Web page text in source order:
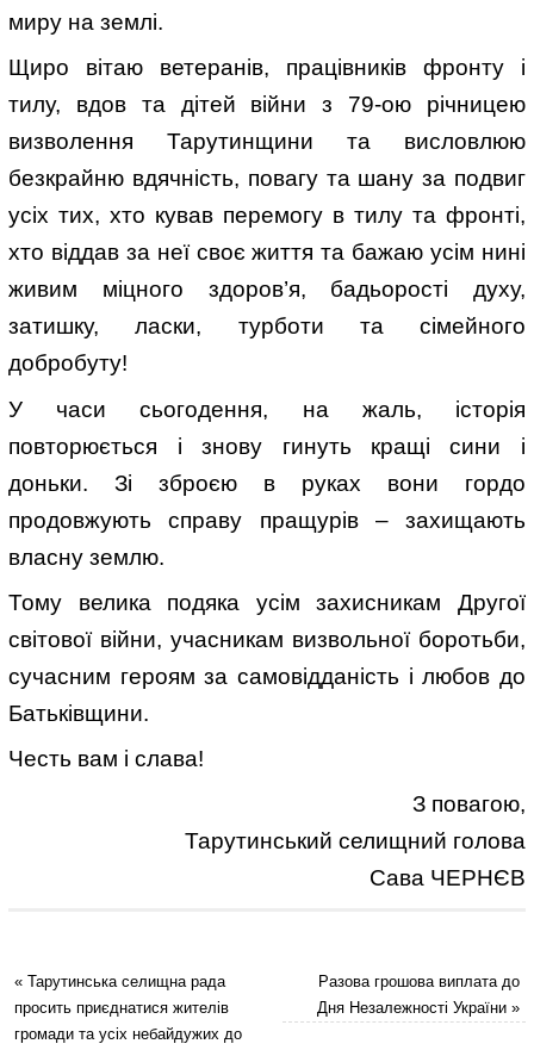
миру на землі.
Щиро вітаю ветеранів, працівників фронту і
тилу, вдов та дітей війни з 79-ою річницею
визволення Тарутинщини та висловлюю
безкрайню вдячність, повагу та шану за подвиг
усіх тих, хто кував перемогу в тилу та фронті,
хто віддав за неї своє життя та бажаю усім нині
живим міцного здоров’я, бадьорості духу,
затишку, ласки, турботи та сімейного
добробуту!
У часи сьогодення, на жаль, історія
повторюється і знову гинуть кращі сини і
доньки. Зі зброєю в руках вони гордо
продовжують справу пращурів – захищають
власну землю.
Тому велика подяка усім захисникам Другої
світової війни, учасникам визвольної боротьби,
сучасним героям за самовідданість і любов до
Батьківщини.
Честь вам і слава!
З повагою,
Тарутинський селищний голова
Сава ЧЕРНЄВ
«Тарутинська селищна рада
просить приєднатися жителів
громади та усіх небайдужих до
Разова грошова виплата до
Дня Незалежності України»